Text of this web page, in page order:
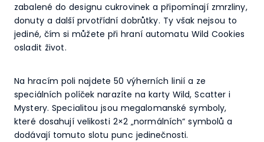
zabalené do designu cukrovinek a připomínají zmrzliny,
donuty a další prvotřídní dobrůtky. Ty však nejsou to
jediné, čím si můžete při hraní automatu Wild Cookies
osladit život.
Na hracím poli najdete 50 výherních linií a ze
speciálních políček narazíte na karty Wild, Scatter i
Mystery. Specialitou jsou megalomanské symboly,
které dosahují velikosti 2×2 „normálních“ symbolů a
dodávají tomuto slotu punc jedinečnosti.